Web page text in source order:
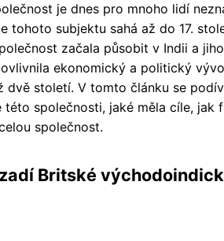
je dnes pro mnoho lidí
tohoto subjektu sahá až do 17.
začala působit v Indii a
ekonomický a politický
dvě století. V tomto článku se
této společnosti, jaké měla cíle, jak
společnost.
Britské